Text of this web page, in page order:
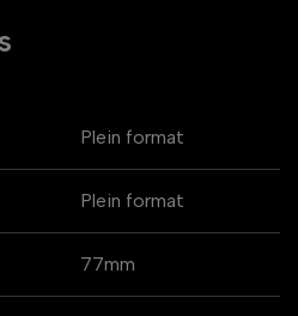
Plein format
Plein format
77mm